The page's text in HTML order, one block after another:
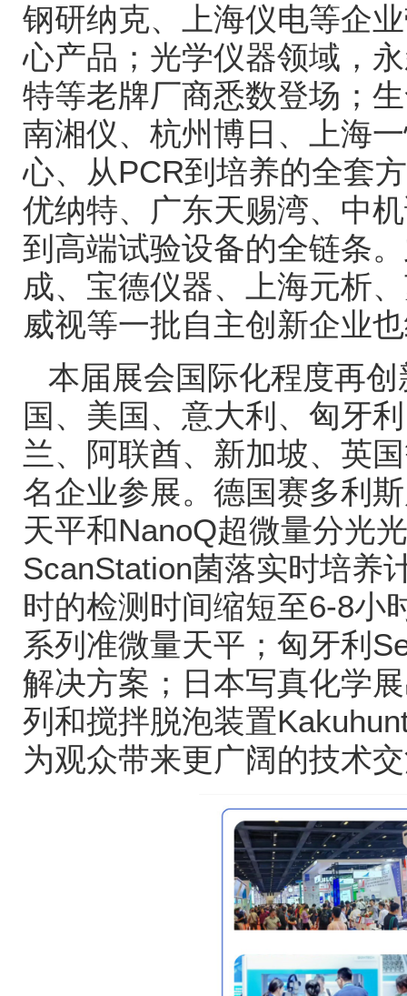
钢研纳克、上海仪电等企
心产品；光学仪器领域，
特等老牌厂商悉数登场；
南湘仪、杭州博日、上海
心、从PCR到培养的全套
优纳特、广东天赐湾、中
到高端试验设备的全链条
成、宝德仪器、上海元析
威视等一批自主创新企业
本届展会国际化程度再
国、美国、意大利、匈牙
兰、阿联酋、新加坡、英
名企业参展。德国赛多利
天平和NanoQ超微量分光
ScanStation菌落实时培养
时的检测时间缩短至6-8小
系列准微量天平；匈牙利
解决方案；日本写真化学
列和搅拌脱泡装置
为观众带来更广阔的技术